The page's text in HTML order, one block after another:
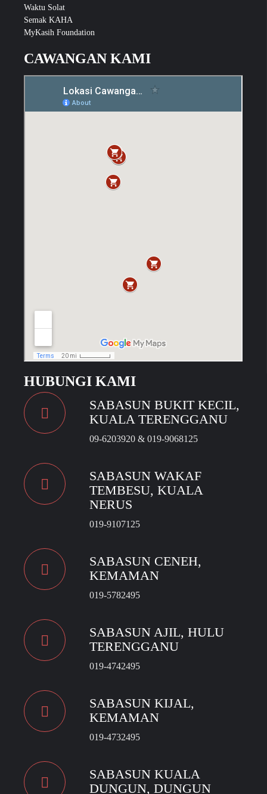
Waktu Solat
Semak KAHA
MyKasih Foundation
CAWANGAN KAMI
HUBUNGI KAMI
SABASUN BUKIT KECIL,
KUALA TERENGGANU
09-6203920 & 019-9068125
SABASUN WAKAF
TEMBESU, KUALA
NERUS
019-9107125
SABASUN CENEH,
KEMAMAN
019-5782495
SABASUN AJIL, HULU
TERENGGANU
019-4742495
SABASUN KIJAL,
KEMAMAN
019-4732495
SABASUN KUALA
DUNGUN, DUNGUN